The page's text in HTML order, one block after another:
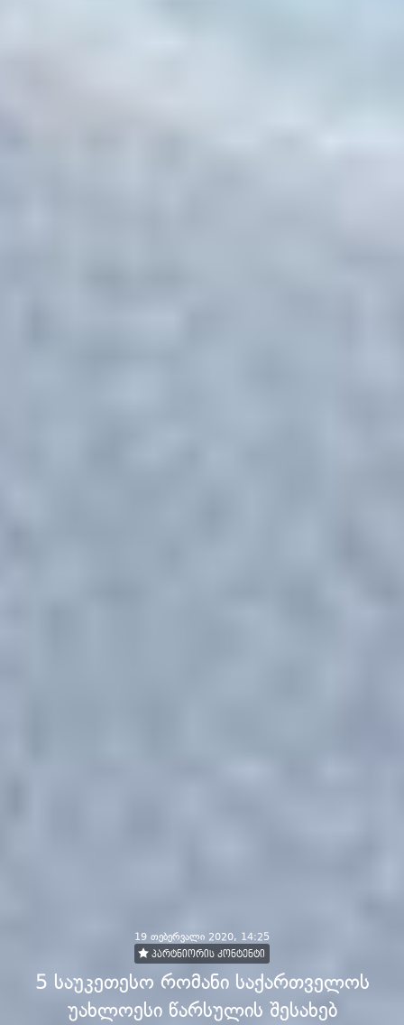
19 თებერვალი 2020, 14:25
პარტნიორის კონტენტი
5 საუკეთესო რომანი საქართველოს
უახლოესი წარსულის შესახებ